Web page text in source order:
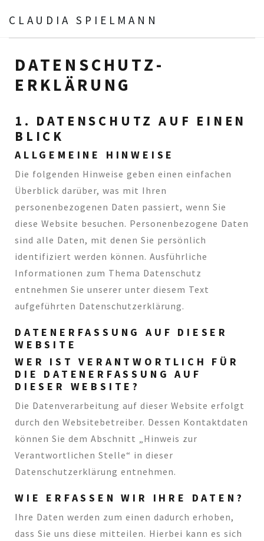
CLAUDIA SPIELMANN
Schmuck Datenschutz­erklärung
DATENSCHUTZ­
ERKLÄRUNG
1. DATENSCHUTZ AUF EINEN
BLICK
ALLGEMEINE HINWEISE
Die folgenden Hinweise geben einen einfachen
Überblick darüber, was mit Ihren
personenbezogenen Daten passiert, wenn Sie
diese Website besuchen. Personenbezogene Daten
sind alle Daten, mit denen Sie persönlich
identifiziert werden können. Ausführliche
Informationen zum Thema Datenschutz
entnehmen Sie unserer unter diesem Text
aufgeführten Datenschutzerklärung.
DATENERFASSUNG AUF DIESER
WEBSITE
WER IST VERANTWORTLICH FÜR
DIE DATENERFASSUNG AUF
DIESER WEBSITE?
Die Datenverarbeitung auf dieser Website erfolgt
durch den Websitebetreiber. Dessen Kontaktdaten
können Sie dem Abschnitt „Hinweis zur
Verantwortlichen Stelle“ in dieser
Datenschutzerklärung entnehmen.
WIE ERFASSEN WIR IHRE DATEN?
Ihre Daten werden zum einen dadurch erhoben,
dass Sie uns diese mitteilen. Hierbei kann es sich